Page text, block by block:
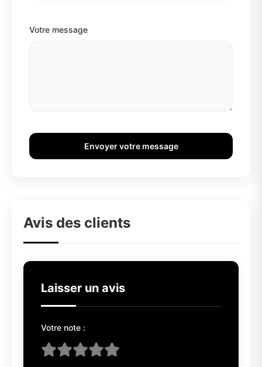
Votre message
Envoyer votre message
Avis des clients
Laisser un avis
Votre note :